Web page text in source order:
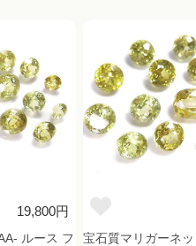
19,800円
ルース フ
宝石質マリガーネ